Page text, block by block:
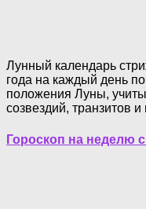
Лунный календарь
года на каждый день
положения Луны,
созвездий, транзитов
Гороскоп на неделю